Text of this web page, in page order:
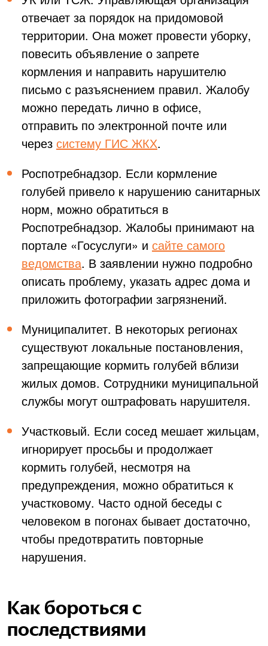
отвечает за порядок на придомовой
территории. Она может провести уборку,
повесить объявление о запрете
кормления и направить нарушителю
письмо с разъяснением правил. Жалобу
можно передать лично в офисе,
отправить по электронной почте или
через систему ГИС ЖКХ.
Роспотребнадзор. Если кормление
голубей привело к нарушению санитарных
норм, можно обратиться в
Роспотребнадзор. Жалобы принимают на
портале «Госуслуги» и сайте самого
ведомства. В заявлении нужно подробно
описать проблему, указать адрес дома и
приложить фотографии загрязнений.
Муниципалитет. В некоторых регионах
существуют локальные постановления,
запрещающие кормить голубей вблизи
жилых домов. Сотрудники муниципальной
службы могут оштрафовать нарушителя.
Участковый. Если сосед мешает жильцам,
игнорирует просьбы и продолжает
кормить голубей, несмотря на
предупреждения, можно обратиться к
участковому. Часто одной беседы с
человеком в погонах бывает достаточно,
чтобы предотвратить повторные
нарушения.
Как бороться с
последствиями